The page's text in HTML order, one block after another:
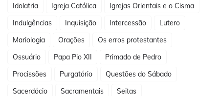
Idolatria
Igreja Católica
Igrejas Orientais e o Cisma
Indulgências
Inquisição Intercessão
Lutero
Mariologia
Orações
Os erros protestantes
Ossuário
Papa Pio XII
Primado de Pedro
Procissões
Purgatório
Questões do Sábado
Sacerdócio
Sacramentais
Seitas